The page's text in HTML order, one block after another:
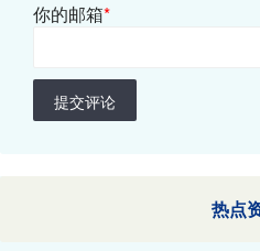
你的邮箱*
提交评论
热点